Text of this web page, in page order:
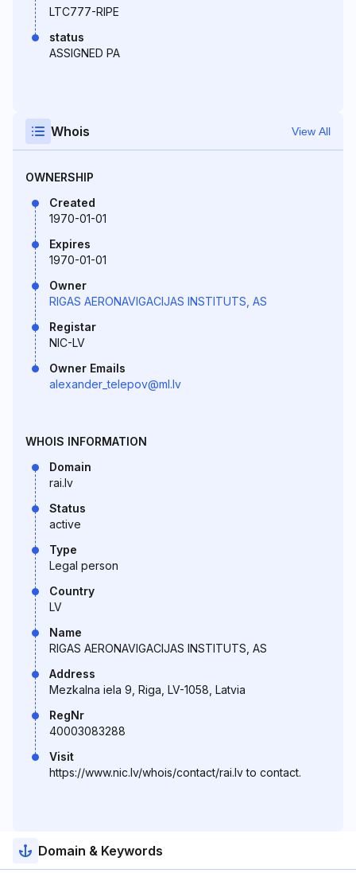
LTC777-RIPE
status
ASSIGNED PA
Whois View All
OWNERSHIP
Created
1970-01-01
Expires
1970-01-01
Owner
RIGAS AERONAVIGACIJAS INSTITUTS, AS
Registar
NIC-LV
Owner Emails
alexander_telepov@ml.lv
WHOIS INFORMATION
Domain
rai.lv
Status
active
Type
Legal person
Country
LV
Name
RIGAS AERONAVIGACIJAS INSTITUTS, AS
Address
Mezkalna iela 9, Riga, LV-1058, Latvia
RegNr
40003083288
Visit
https://www.nic.lv/whois/contact/rai.lv to contact.
Domain & Keywords